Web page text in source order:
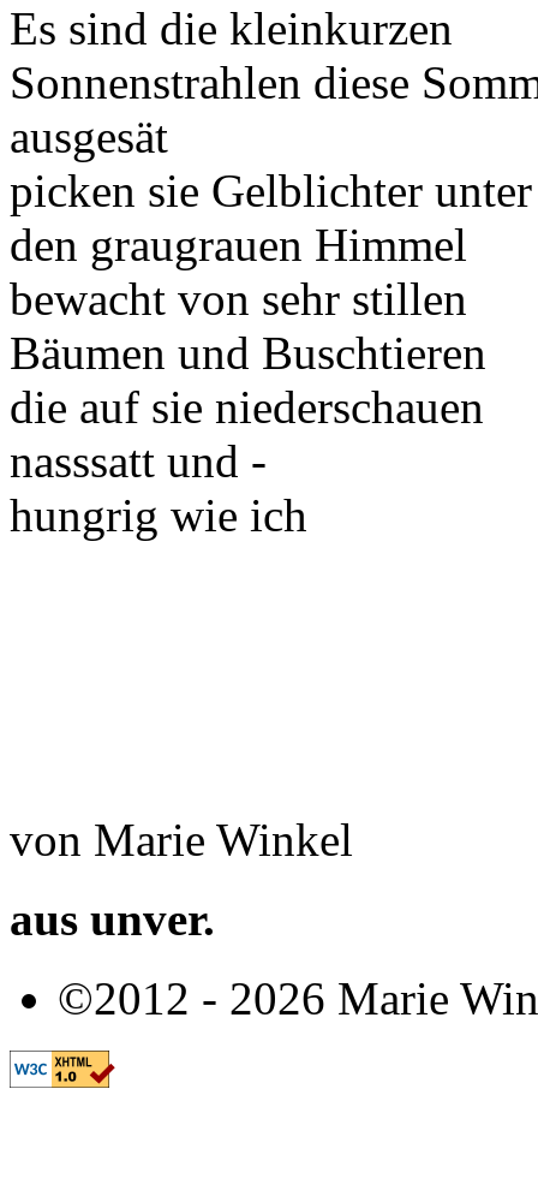
Es sind die kleinkurzen
Sonnenstrahlen diese
ausgesät
picken sie Gelblichter unter
den graugrauen Himmel
bewacht von sehr stillen
Bäumen und Buschtieren
die auf sie niederschauen
nasssatt und -
hungrig wie ich
von Marie Winkel
aus unver.
©2012 - 2026 Marie